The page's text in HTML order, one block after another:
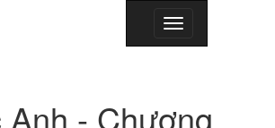
Toggle
navigation
Anh - Chương